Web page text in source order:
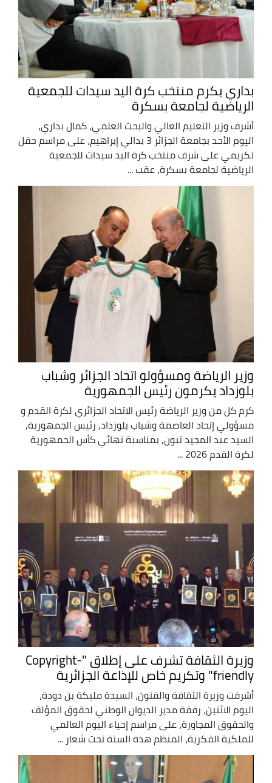
بداري يكرم منتخب كرة اليد سيدات للجمعية
الرياضية لجامعة بسكرة
أشرف وزير التعليم العالي والبحث العلمي، كمال بداري،
اليوم الأحد بجامعة الجزائر 3 بدالي إبراهيم، على مراسم حفل
تكريمي على شرف منتخب كرة اليد سيدات للجمعية
الرياضية لجامعة بسكرة، عقب ...
وزير الرياضة ومسؤولو اتحاد الجزائر وشباب
بلوزداد يكرمون رئيس الجمهورية
كرم كل من وزير الرياضة رئيس الاتحاد الجزائري لكرة القدم و
مسؤولي إتحاد العاصمة وشباب بلوزداد, رئيس الجمهورية,
السيد عبد المجيد تبون, بمناسبة نهائي كأس الجمهورية
لكرة القدم 2026 ...
وزيرة الثقافة تشرف على إطلاق "Copyright-
friendly" وتكريم خاص للإذاعة الجزائرية
أشرفت وزيرة الثقافة والفنون، السيدة مليكة بن دودة،
اليوم الاثنين، رفقة مدير الديوان الوطني لحقوق المؤلف
والحقوق المجاورة، على مراسم إحياء اليوم العالمي
للملكية الفكرية، المنظم هذه السنة تحت شعار ...